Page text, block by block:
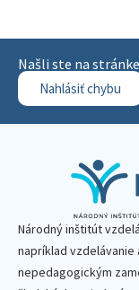
Našli ste na
Nahlásiť chybu
Národný inštitút
napríklad
nepedagogickým